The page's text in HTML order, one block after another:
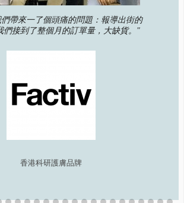
們帶來一了個頭痛的問題：報導出街的
們接到了整個月的訂單量，大缺貨。"
香港科研護膚品牌